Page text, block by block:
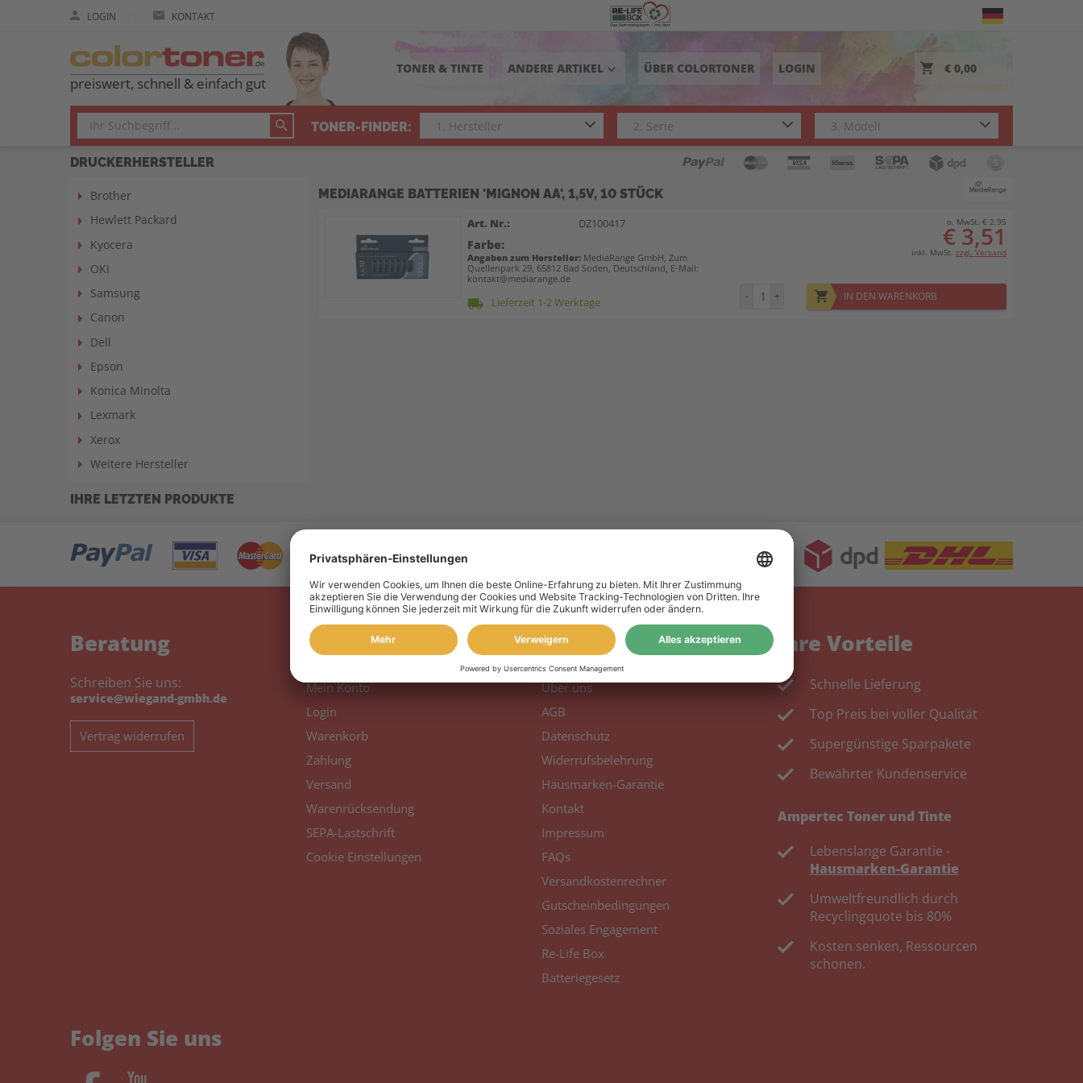
LOGIN KONTAKT
preiswert, schnell & einfach gut
TONER & TINTE ANDERE ARTIKEL keyboard_arrow_down ÜBER COLORTONER LOGIN € 0,00
TONER-FINDER:
DRUCKERHERSTELLER
Brother
Hewlett Packard
Kyocera
OKI
Samsung
Canon
Dell
Epson
Konica Minolta
Lexmark
Xerox
Weitere Hersteller
IHRE LETZTEN PRODUKTE
MEDIARANGE BATTERIEN 'MIGNON AA', 1,5V, 10 STÜCK
Art. Nr.: DZ100417
Farbe:
Angaben zum Hersteller:MediaRange GmbH, Zum
Quellenpark 29, 65812 Bad Soden, Deutschland, E-Mail:
kontakt@mediarange.de
local_shipping Lieferzeit 1-2 Werktage
o. MwSt. € 2,95
€ 3,51
inkl. MwSt. zzgl. Versand
- + IN DEN WARENKORB
Beratung
Schreiben Sie uns:
service@wiegand-gmbh.de
Vertrag widerrufen
Mein Konto
Mein Konto
Login
Warenkorb
Zahlung
Versand
Warenrücksendung
SEPA-Lastschrift
Cookie Einstellungen
Information
Über uns
AGB
Datenschutz
Widerrufsbelehrung
Hausmarken-Garantie
Kontakt
Impressum
FAQs
Versandkostenrechner
Gutscheinbedingungen
Soziales Engagement
Re-Life Box
Batteriegesetz
Ihre Vorteile
Schnelle Lieferung
Top Preis bei voller Qualität
Supergünstige Sparpakete
Bewährter Kundenservice
Ampertec Toner und Tinte
Lebenslange Garantie -
Hausmarken-Garantie
Umweltfreundlich durch
Recyclingquote bis 80%
Kosten senken, Ressourcen
schonen.
Folgen Sie uns